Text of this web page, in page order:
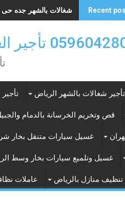
Recent شغالات بالشهر جده حى الفيحاء
تأجير العماله المنزليه بالساعه والشهر بالرياض
تأجير شغالات بالشهر الرياض
قص وتخريم الخرسانة بالدمام
غسيل سيارات متنقل بخار
غسيل وتلميع سيارات بخار وسط
تنظيف منازل بالرياض عاملات